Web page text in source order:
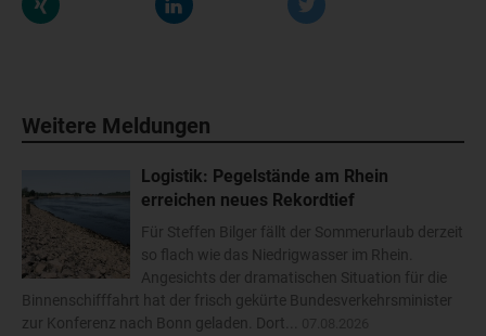
Weitere Meldungen
Logistik: Pegelstände am Rhein
erreichen neues Rekordtief
Für Steffen Bilger fällt der Sommerurlaub derzeit
so flach wie das Niedrigwasser im Rhein.
Angesichts der dramatischen Situation für die
Binnenschifffahrt hat der frisch gekürte Bundesverkehrsminister
zur Konferenz nach Bonn geladen. Dort...